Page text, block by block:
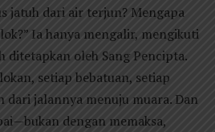
jatuh dari air terjun? Mengapa
Ia hanya mengalir, mengikuti
ditetapkan oleh Sang Pencipta.
setiap bebatuan, setiap
dari jalannya menuju muara. Dan
dengan memaksa,